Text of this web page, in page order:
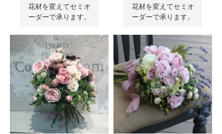
花材を変えてセミオ
ーダーで承ります。
花材を変えてセミオ
ーダーで承ります。